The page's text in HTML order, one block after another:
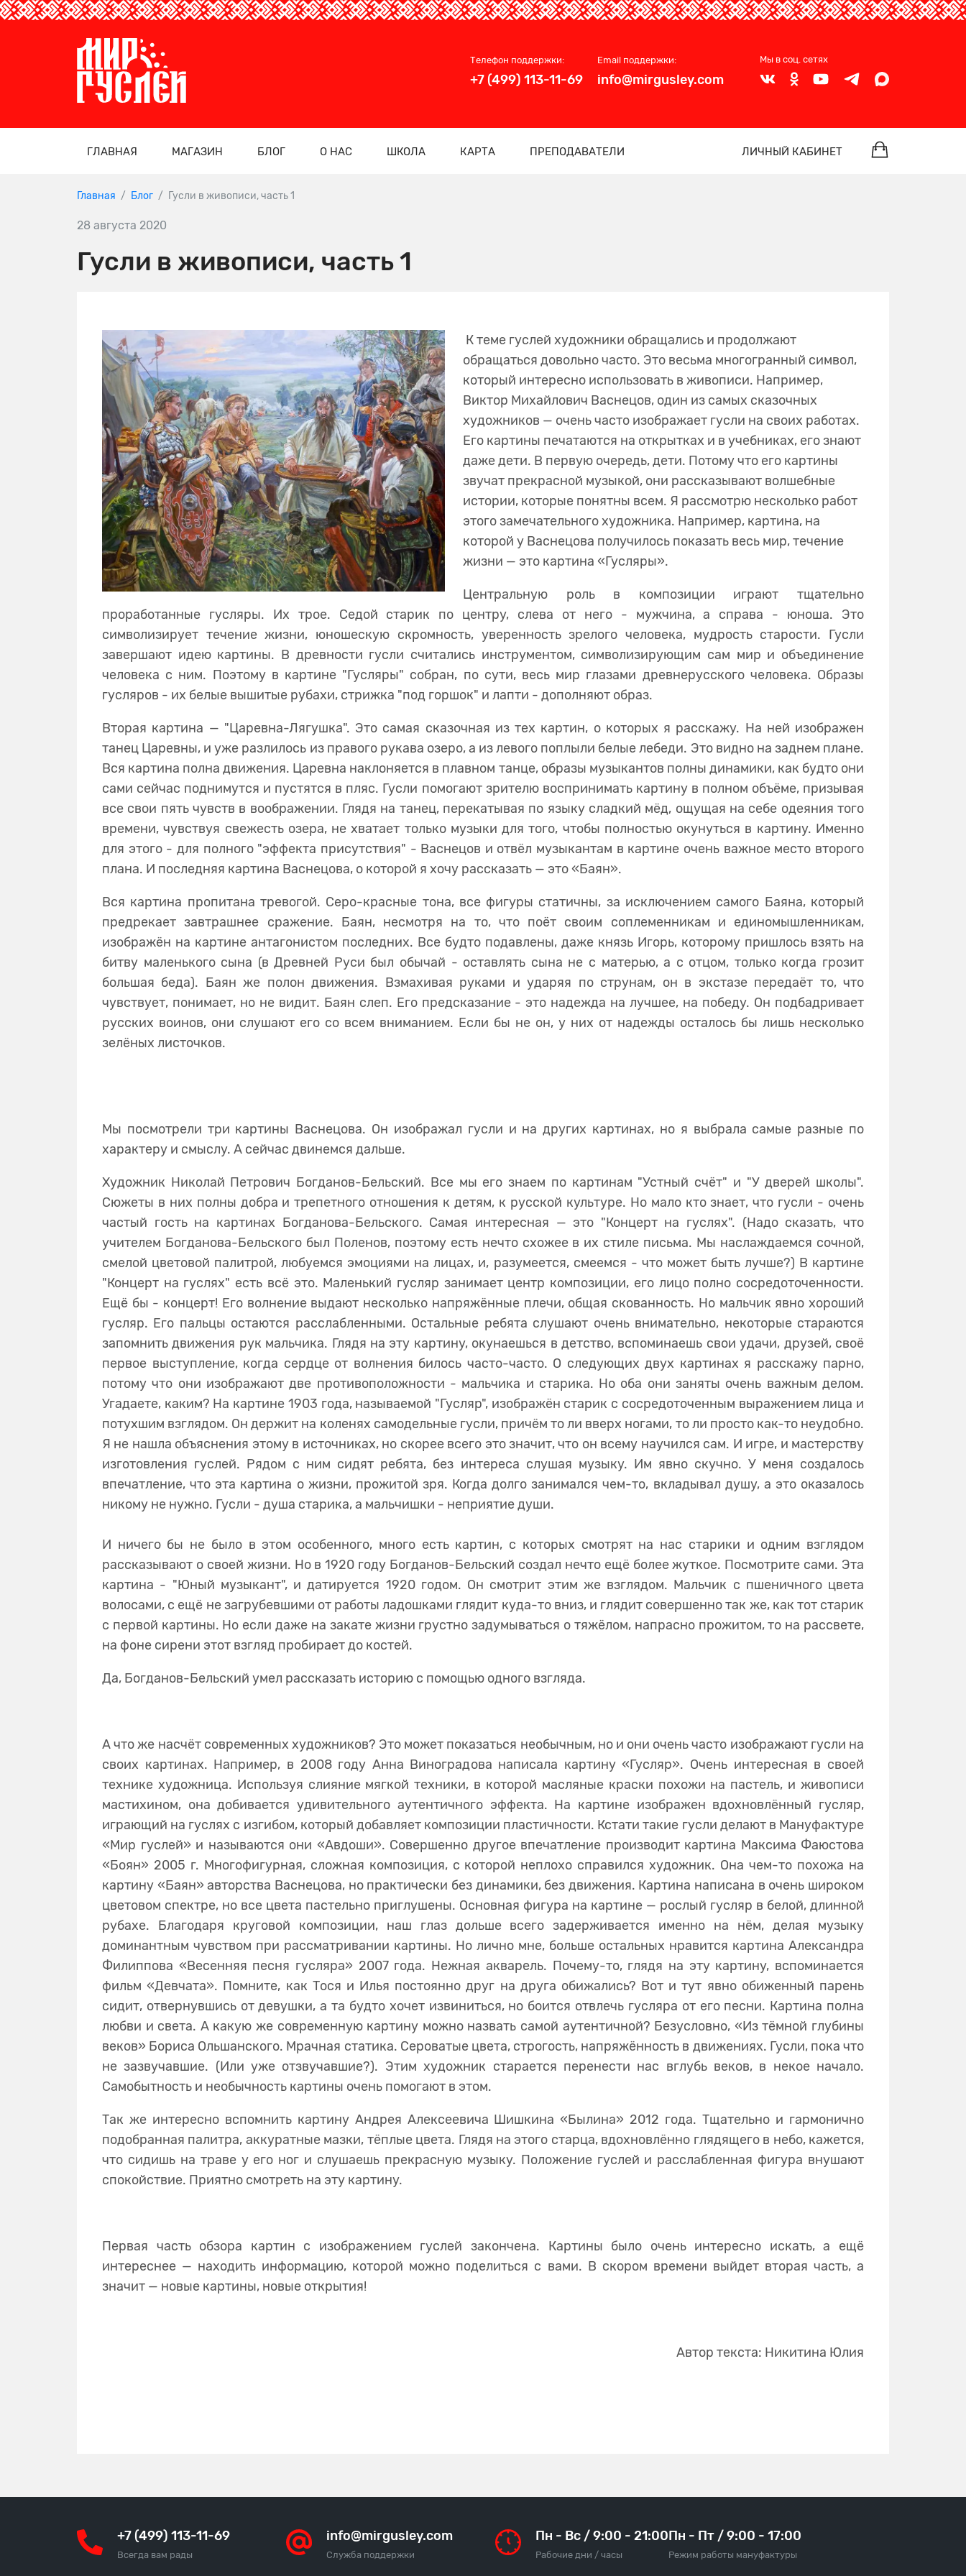
Телефон поддержки:
+7 (499) 113-11-69
Email поддержки:
info@mirgusley.com
Мы в соц. сетях
ГЛАВНАЯ МАГАЗИН БЛОГ О НАС ШКОЛА КАРТА ПРЕПОДАВАТЕЛИ ЛИЧНЫЙ КАБИНЕТ
Главная Блог Гусли в живописи, часть 1
28 августа 2020
Гусли в живописи, часть 1
К теме гуслей художники обращались и продолжают
обращаться довольно часто. Это весьма многогранный символ,
который интересно использовать в живописи. Например,
Виктор Михайлович Васнецов, один из самых сказочных
художников — очень часто изображает гусли на своих работах.
Его картины печатаются на открытках и в учебниках, его знают
даже дети. В первую очередь, дети. Потому что его картины
звучат прекрасной музыкой, они рассказывают волшебные
истории, которые понятны всем. Я рассмотрю несколько работ
этого замечательного художника. Например, картина, на
которой у Васнецова получилось показать весь мир, течение
жизни — это картина «Гусляры».
Центральную роль в композиции играют тщательно
проработанные гусляры. Их трое. Седой старик по центру, слева от него - мужчина, а справа - юноша. Это
символизирует течение жизни, юношескую скромность, уверенность зрелого человека, мудрость старости. Гусли
завершают идею картины. В древности гусли считались инструментом, символизирующим сам мир и объединение
человека с ним. Поэтому в картине "Гусляры" собран, по сути, весь мир глазами древнерусского человека. Образы
гусляров - их белые вышитые рубахи, стрижка "под горшок" и лапти - дополняют образ.
Вторая картина — "Царевна-Лягушка". Это самая сказочная из тех картин, о которых я расскажу. На ней изображен
танец Царевны, и уже разлилось из правого рукава озеро, а из левого поплыли белые лебеди. Это видно на заднем плане.
Вся картина полна движения. Царевна наклоняется в плавном танце, образы музыкантов полны динамики, как будто они
сами сейчас поднимутся и пустятся в пляс. Гусли помогают зрителю воспринимать картину в полном объёме, призывая
все свои пять чувств в воображении. Глядя на танец, перекатывая по языку сладкий мёд, ощущая на себе одеяния того
времени, чувствуя свежесть озера, не хватает только музыки для того, чтобы полностью окунуться в картину. Именно
для этого - для полного "эффекта присутствия" - Васнецов и отвёл музыкантам в картине очень важное место второго
плана. И последняя картина Васнецова, о которой я хочу рассказать — это «Баян».
Вся картина пропитана тревогой. Серо-красные тона, все фигуры статичны, за исключением самого Баяна, который
предрекает завтрашнее сражение. Баян, несмотря на то, что поёт своим соплеменникам и единомышленникам,
изображён на картине антагонистом последних. Все будто подавлены, даже князь Игорь, которому пришлось взять на
битву маленького сына (в Древней Руси был обычай - оставлять сына не с матерью, а с отцом, только когда грозит
большая беда). Баян же полон движения. Взмахивая руками и ударяя по струнам, он в экстазе передаёт то, что
чувствует, понимает, но не видит. Баян слеп. Его предсказание - это надежда на лучшее, на победу. Он подбадривает
русских воинов, они слушают его со всем вниманием. Если бы не он, у них от надежды осталось бы лишь несколько
зелёных листочков.
Мы посмотрели три картины Васнецова. Он изображал гусли и на других картинах, но я выбрала самые разные по
характеру и смыслу. А сейчас двинемся дальше.
Художник Николай Петрович Богданов-Бельский. Все мы его знаем по картинам "Устный счёт" и "У дверей школы".
Сюжеты в них полны добра и трепетного отношения к детям, к русской культуре. Но мало кто знает, что гусли - очень
частый гость на картинах Богданова-Бельского. Самая интересная — это "Концерт на гуслях". (Надо сказать, что
учителем Богданова-Бельского был Поленов, поэтому есть нечто схожее в их стиле письма. Мы наслаждаемся сочной,
смелой цветовой палитрой, любуемся эмоциями на лицах, и, разумеется, смеемся - что может быть лучше?) В картине
"Концерт на гуслях" есть всё это. Маленький гусляр занимает центр композиции, его лицо полно сосредоточенности.
Ещё бы - концерт! Его волнение выдают несколько напряжённые плечи, общая скованность. Но мальчик явно хороший
гусляр. Его пальцы остаются расслабленными. Остальные ребята слушают очень внимательно, некоторые стараются
запомнить движения рук мальчика. Глядя на эту картину, окунаешься в детство, вспоминаешь свои удачи, друзей, своё
первое выступление, когда сердце от волнения билось часто-часто. О следующих двух картинах я расскажу парно,
потому что они изображают две противоположности - мальчика и старика. Но оба они заняты очень важным делом.
Угадаете, каким? На картине 1903 года, называемой "Гусляр", изображён старик с сосредоточенным выражением лица и
потухшим взглядом. Он держит на коленях самодельные гусли, причём то ли вверх ногами, то ли просто как-то неудобно.
Я не нашла объяснения этому в источниках, но скорее всего это значит, что он всему научился сам. И игре, и мастерству
изготовления гуслей. Рядом с ним сидят ребята, без интереса слушая музыку. Им явно скучно. У меня создалось
впечатление, что эта картина о жизни, прожитой зря. Когда долго занимался чем-то, вкладывал душу, а это оказалось
никому не нужно. Гусли - душа старика, а мальчишки - неприятие души.
И ничего бы не было в этом особенного, много есть картин, с которых смотрят на нас старики и одним взглядом
рассказывают о своей жизни. Но в 1920 году Богданов-Бельский создал нечто ещё более жуткое. Посмотрите сами. Эта
картина - "Юный музыкант", и датируется 1920 годом. Он смотрит этим же взглядом. Мальчик с пшеничного цвета
волосами, с ещё не загрубевшими от работы ладошками глядит куда-то вниз, и глядит совершенно так же, как тот старик
с первой картины. Но если даже на закате жизни грустно задумываться о тяжёлом, напрасно прожитом, то на рассвете,
на фоне сирени этот взгляд пробирает до костей.
Да, Богданов-Бельский умел рассказать историю с помощью одного взгляда.
А что же насчёт современных художников? Это может показаться необычным, но и они очень часто изображают гусли на
своих картинах. Например, в 2008 году Анна Виноградова написала картину «Гусляр». Очень интересная в своей
технике художница. Используя слияние мягкой техники, в которой масляные краски похожи на пастель, и живописи
мастихином, она добивается удивительного аутентичного эффекта. На картине изображен вдохновлённый гусляр,
играющий на гуслях с изгибом, который добавляет композиции пластичности. Кстати такие гусли делают в Мануфактуре
«Мир гуслей» и называются они «Авдоши». Совершенно другое впечатление производит картина Максима Фаюстова
«Боян» 2005 г. Многофигурная, сложная композиция, с которой неплохо справился художник. Она чем-то похожа на
картину «Баян» авторства Васнецова, но практически без динамики, без движения. Картина написана в очень широком
цветовом спектре, но все цвета пастельно приглушены. Основная фигура на картине — рослый гусляр в белой, длинной
рубахе. Благодаря круговой композиции, наш глаз дольше всего задерживается именно на нём, делая музыку
доминантным чувством при рассматривании картины. Но лично мне, больше остальных нравится картина Александра
Филиппова «Весенняя песня гусляра» 2007 года. Нежная акварель. Почему-то, глядя на эту картину, вспоминается
фильм «Девчата». Помните, как Тося и Илья постоянно друг на друга обижались? Вот и тут явно обиженный парень
сидит, отвернувшись от девушки, а та будто хочет извиниться, но боится отвлечь гусляра от его песни. Картина полна
любви и света. А какую же современную картину можно назвать самой аутентичной? Безусловно, «Из тёмной глубины
веков» Бориса Ольшанского. Мрачная статика. Сероватые цвета, строгость, напряжённость в движениях. Гусли, пока что
не зазвучавшие. (Или уже отзвучавшие?). Этим художник старается перенести нас вглубь веков, в некое начало.
Самобытность и необычность картины очень помогают в этом.
Так же интересно вспомнить картину Андрея Алексеевича Шишкина «Былина» 2012 года. Тщательно и гармонично
подобранная палитра, аккуратные мазки, тёплые цвета. Глядя на этого старца, вдохновлённо глядящего в небо, кажется,
что сидишь на траве у его ног и слушаешь прекрасную музыку. Положение гуслей и расслабленная фигура внушают
спокойствие. Приятно смотреть на эту картину.
Первая часть обзора картин с изображением гуслей закончена. Картины было очень интересно искать, а ещё
интереснее — находить информацию, которой можно поделиться с вами. В скором времени выйдет вторая часть, а
значит — новые картины, новые открытия!
Автор текста: Никитина Юлия
+7 (499) 113-11-69
Всегда вам рады
info@mirgusley.com
Служба поддержки
Пн - Вс / 9:00 - 21:00
Рабочие дни / часы
Пн - Пт / 9:00 - 17:00
Режим работы мануфактуры